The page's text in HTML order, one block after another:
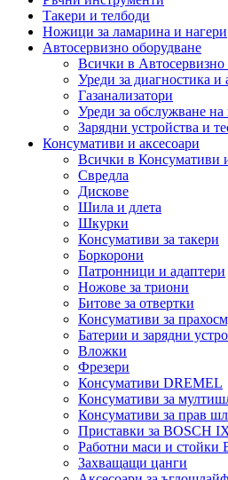
Такери и телбоди
Ножици за ламарина и нагери
Автосервизно оборудване
Всички в Автосервизно
Уреди за диагностика и
Газанализатори
Уреди за обслужване
Зарядни устройства и
Консумативи и аксесоари
Всички в Консумативи
Свредла
Дискове
Шила и длета
Шкурки
Консумативи за такери
Боркорони
Патронници и адаптери
Ножове за триони
Битове за отвертки
Консумативи за
Батерии и зарядни
Вложки
Фрезери
Консумативи DREMEL
Консумативи за
Консумативи за прав
Приставки за BOSCH
Работни маси и стойки
Захващащи цанги